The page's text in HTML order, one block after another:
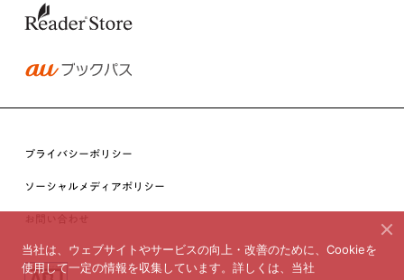
プライバシーポリシー
ソーシャルメディアポリシー
お問い合わせ
当社は、ウェブサイトやサービスの向上・改善のために、Cookieを
使用して一定の情報を収集しています。詳しくは、当社